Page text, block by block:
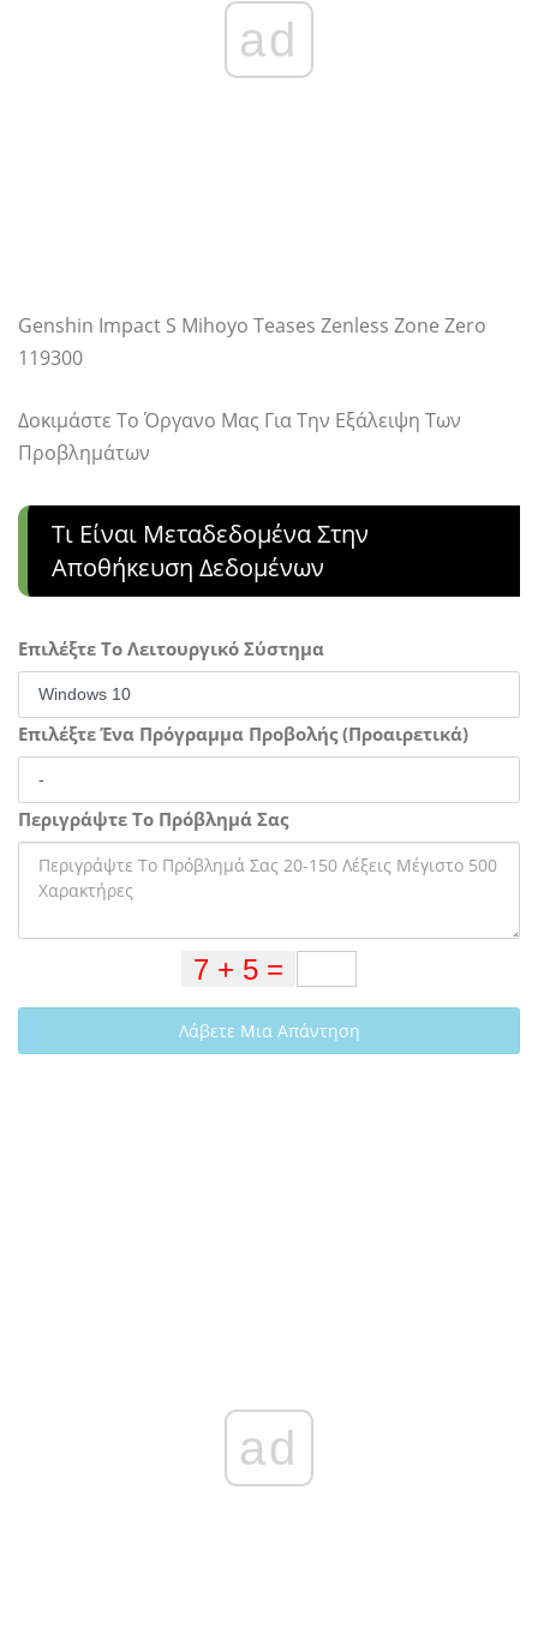
ad
Genshin Impact S Mihoyo Teases Zenless Zone Zero
119300
Δοκιμάστε Το Όργανο Μας Για Την Εξάλειψη Των
Προβλημάτων
Τι Είναι Μεταδεδομένα Στην
Αποθήκευση Δεδομένων
Επιλέξτε Το Λειτουργικό Σύστημα
Επιλέξτε Ένα Πρόγραμμα Προβολής (Προαιρετικά)
Περιγράψτε Το Πρόβλημά Σας
Λάβετε Μια Απάντηση
ad